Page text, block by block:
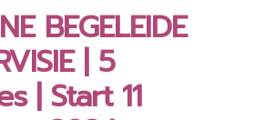
BEGELEIDE
| 5
| Start 11